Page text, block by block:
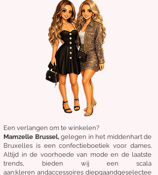
Een verlangen om te winkelen?
Mamzelle Brussel, gelegen in het middenhartde
Bruxelles is een confectieboetiek voor dames.
Altijd in de voorhoede van mode en de laatste
trends, bieden wij een scala
aan:kleren andaccessoires diepgaandgeselectee